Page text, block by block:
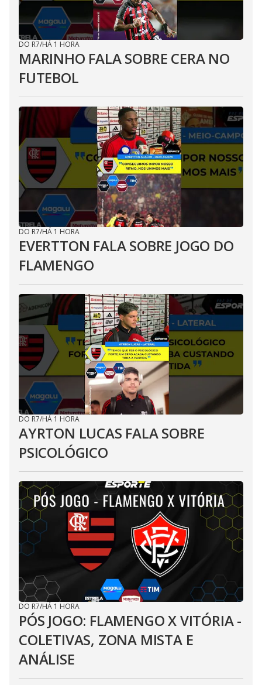
DO R7/HÁ 1 HORA
MARINHO FALA SOBRE CERA NO
FUTEBOL
DO R7/HÁ 1 HORA
EVERTTON FALA SOBRE JOGO DO
FLAMENGO
DO R7/HÁ 1 HORA
AYRTON LUCAS FALA SOBRE
PSICOLÓGICO
DO R7/HÁ 1 HORA
PÓS JOGO: FLAMENGO X VITÓRIA -
COLETIVAS, ZONA MISTA E
ANÁLISE